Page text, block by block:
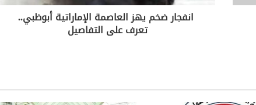
انفجار ضخم يهز العاصمة الإماراتية أبوظبي..
تعرف على التفاصيل